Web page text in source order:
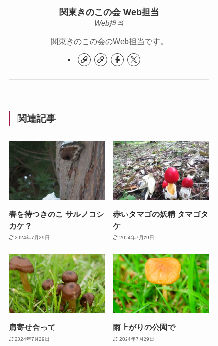
関東きのこの会 Web担当
Web担当
関東きのこの会のWeb担当です。
関連記事
春を待つきのこ サルノコシ
カケ？
2024年7月29日
赤いタマゴの妖精 タマゴタ
ケ
2024年7月29日
肩寄せ合って
2024年7月29日
雨上がりの公園で
2024年7月29日